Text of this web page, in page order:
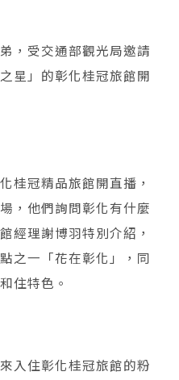
，受交通部觀光局邀請
星」的彰化桂冠旅館開
桂冠精品旅館開直播，
，他們詢問彰化有什麼
經理謝博羽特別介紹，
之一「花在彰化」，同
住特色。
入住彰化桂冠旅館的粉